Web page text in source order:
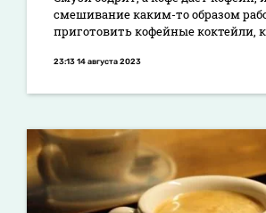
смешивание каким-то образом
приготовить кофейные коктейли,
23:13 14 августа 2023